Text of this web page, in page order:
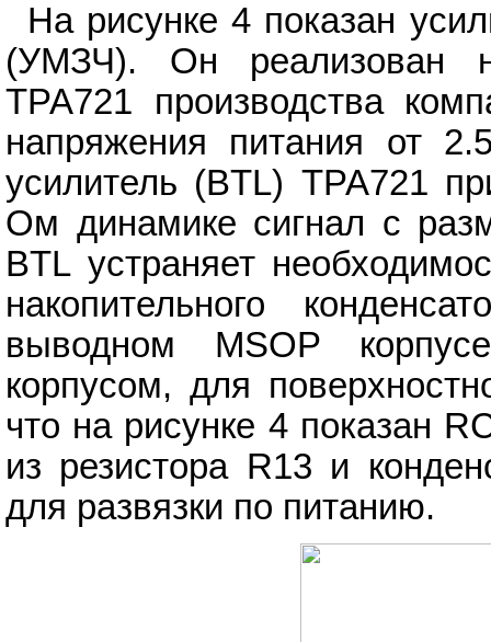
На рисунке 4 показан
(УМЗЧ). Он реализован
TPA721 производства
напряжения питания от
усилитель (BTL) TPA721
Ом динамике сигнал с
BTL устраняет
накопительного
выводном MSOP
корпусом, для
что на рисунке 4 показан
из резистора R13 и
для развязки по питанию.